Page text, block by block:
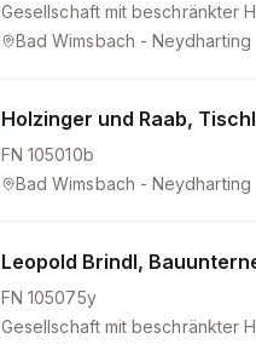
Gesellschaft mit beschränkter
Bad Wimsbach - Neydharting
Holzinger und Raab,
FN105010b
Bad Wimsbach - Neydharting
Leopold Brindl,
FN105075y
Gesellschaft mit beschränkter